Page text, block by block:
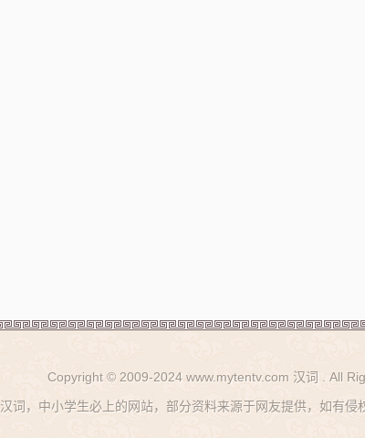
Copyright © 2009-2024 www.mytentv.com 汉词 . All
汉词，中小学生必上的网站，部分资料来源于网友提供，如有